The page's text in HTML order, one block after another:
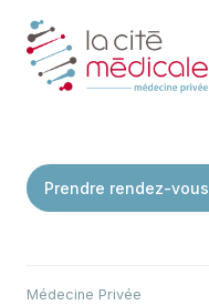
Prendre rendez-vous
Médecine Privée